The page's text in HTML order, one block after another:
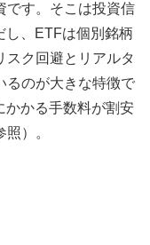
です。そこは投資信
し、ETFは個別銘柄
スク回避とリアルタ
るのが大きな特徴で
かかる手数料が割安
）。